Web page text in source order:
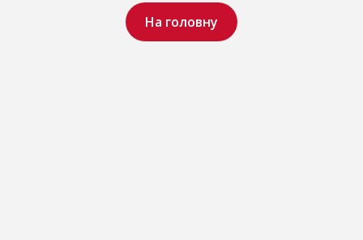
На головну